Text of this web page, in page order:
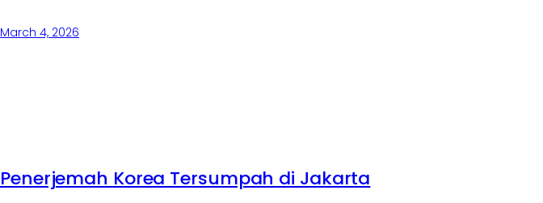
March 4, 2026
Penerjemah Korea Tersumpah di Jakarta